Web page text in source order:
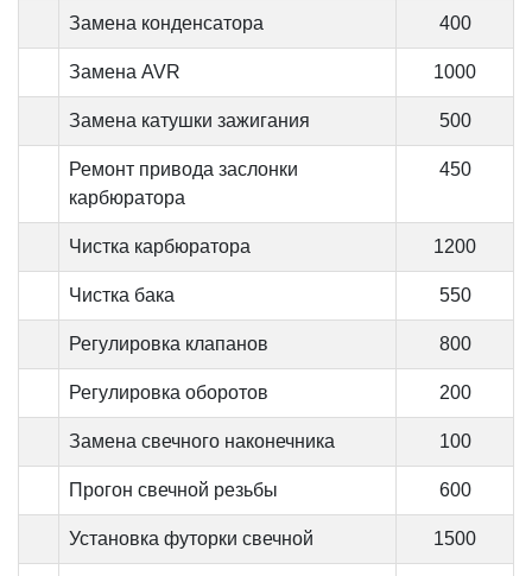
Замена конденсатора 400
Замена AVR 1000
Замена катушки зажигания 500
Ремонт привода заслонки
карбюратора
450
Чистка карбюратора 1200
Чистка бака 550
Регулировка клапанов 800
Регулировка оборотов 200
Замена свечного наконечника 100
Прогон свечной резьбы 600
Установка футорки свечной 1500